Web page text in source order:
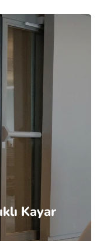
Kayar